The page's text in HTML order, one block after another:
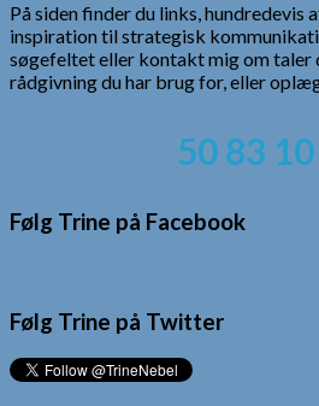
På siden finder du links,
inspiration til strategisk
søgefeltet eller kontakt mig om taler
rådgivning du har brug for, eller
50 83
Følg Trine på Facebook
Følg Trine på Twitter